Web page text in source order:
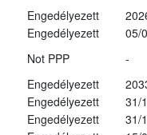
Engedélyezett
Engedélyezett
05/
Not PPP
-
Engedélyezett
Engedélyezett
31/
Engedélyezett
31/